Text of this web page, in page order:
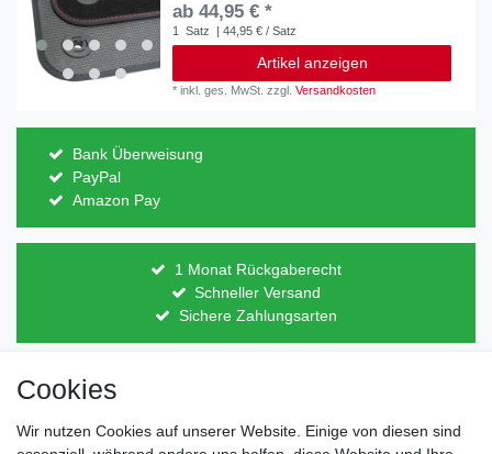
ab 44,95 € *
1 Satz | 44,95 € / Satz
Artikel anzeigen
*inkl. ges. MwSt. zzgl.Versandkosten
Bank Überweisung
PayPal
Amazon Pay
1 Monat Rückgaberecht
Schneller Versand
Sichere Zahlungsarten
Direkt vom Hersteller
Lagerware
Cookies
Wir nutzen Cookies auf unserer Website. Einige von diesen sind